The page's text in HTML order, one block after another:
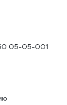
05-05-001